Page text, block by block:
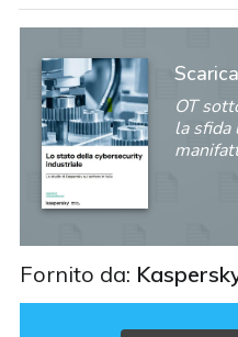
OT
la sfida
Fornito da: